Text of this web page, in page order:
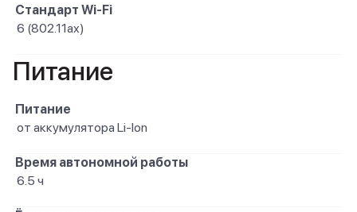
Стандарт Wi-Fi
6 (802.11ax)
Питание
Питание
от аккумулятора Li-Ion
Время автономной работы
6.5 ч